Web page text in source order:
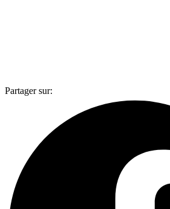
Partager sur: